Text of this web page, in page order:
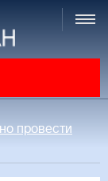
провести